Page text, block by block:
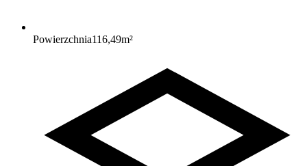
Powierzchnia116,49m²